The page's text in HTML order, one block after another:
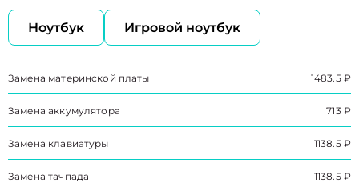
Ноутбук Игровой ноутбук
Замена материнской платы 1483.5 ₽
Замена аккумулятора 713 ₽
Замена клавиатуры 1138.5 ₽
Замена тачпада 1138.5 ₽